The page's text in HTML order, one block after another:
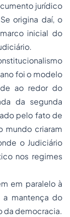
jurídico
origina daí, o
inicial do
foi o modelo
ao redor do
da segunda
pelo fato de
mundo criaram
o Judiciário
nos regimes
em paralelo à
a mantença do
da democracia.